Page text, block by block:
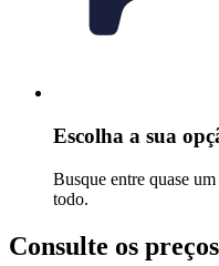
Escolha a sua
Busque entre quase
todo.
Consulte os